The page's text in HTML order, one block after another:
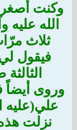
وكنت
الله
ثلاث
فيقول
علي(عليه
نزلت